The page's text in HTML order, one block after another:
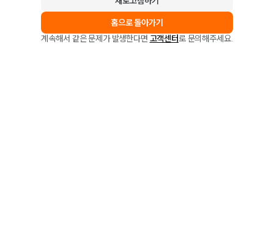
홈으로 돌아가기
계속해서 같은 문제가 발생한다면 고객센터로 문의해주세요.